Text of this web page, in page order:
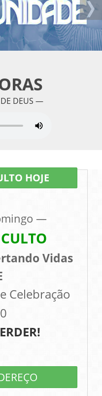
DEUS —
HOJE
—
Vidas
Celebração